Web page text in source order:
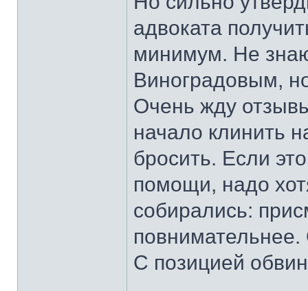
адвоката
минимум. Не
Виноградовым,
Очень жду
начало клинить
бросить. Если
помощи, надо
собирались:
повнимательнее.
С позицией